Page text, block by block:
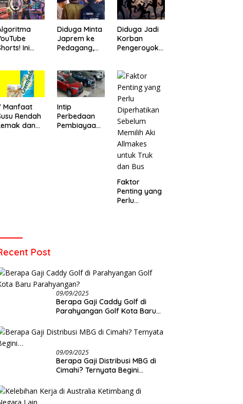
Itu Maksud Top Up Game?
Penjelasannya
Apa itu Light Saber? Apa
Penyebab Light Saber? Marak
Kasus Light Saber di Layar HP
Samsung, Netizen Keluhkan
Garansi dan Layanan di
Service Center
Ini
Video Baru
Menemukan
Audiens yang
Diduga Minta
Japrem ke
Pedagang,
Warga di
Leuwigajah
Cimahi
Diduga Jadi
Korban
Pengeroyoka
Meninggal
Setelah Dua
Hari Dirawat
Manfaat
Rendah
dan
Intip
Perbedaan
Pembiayaan
Faktor
Penting yang
Perlu
Post
09/09/2025
Berapa Gaji Caddy Golf di
Parahyangan Golf Kota Baru
09/09/2025
Berapa Gaji Distribusi MBG di
Cimahi? Ternyata Begini…